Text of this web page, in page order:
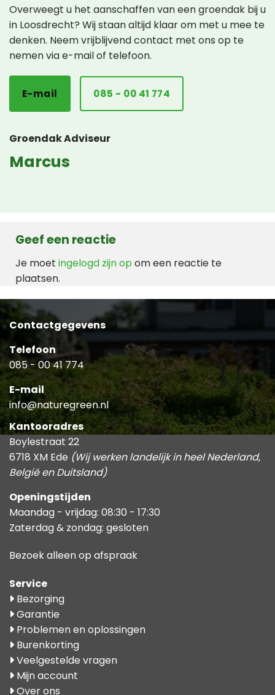
Overweegt u het aanschaffen van een groendak bij u
in Loosdrecht? Wij staan altijd klaar om met u mee te
denken. Neem vrijblijvend contact met ons op te
nemen via e-mail of telefoon.
E-mail 085 - 00 41 774
Groendak Adviseur
Marcus
Geef een reactie
Je moet ingelogd zijn op om een reactie te
plaatsen.
Contactgegevens
Telefoon
085 - 00 41 774
E-mail
info@naturegreen.nl
Kantooradres
Boylestraat 22
6718 XM Ede (Wij werken landelijk in heel Nederland,
België en Duitsland)
Openingstijden
Maandag - vrijdag: 08:30 - 17:30
Zaterdag & zondag: gesloten
Bezoek alleen op afspraak
Service
Bezorging
Garantie
Problemen en oplossingen
Burenkorting
Veelgestelde vragen
Mijn account
Over ons